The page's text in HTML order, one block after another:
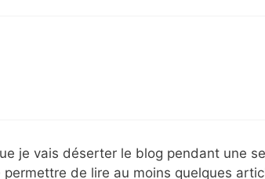
je vais déserter le blog pendant une
permettre de lire au moins quelques